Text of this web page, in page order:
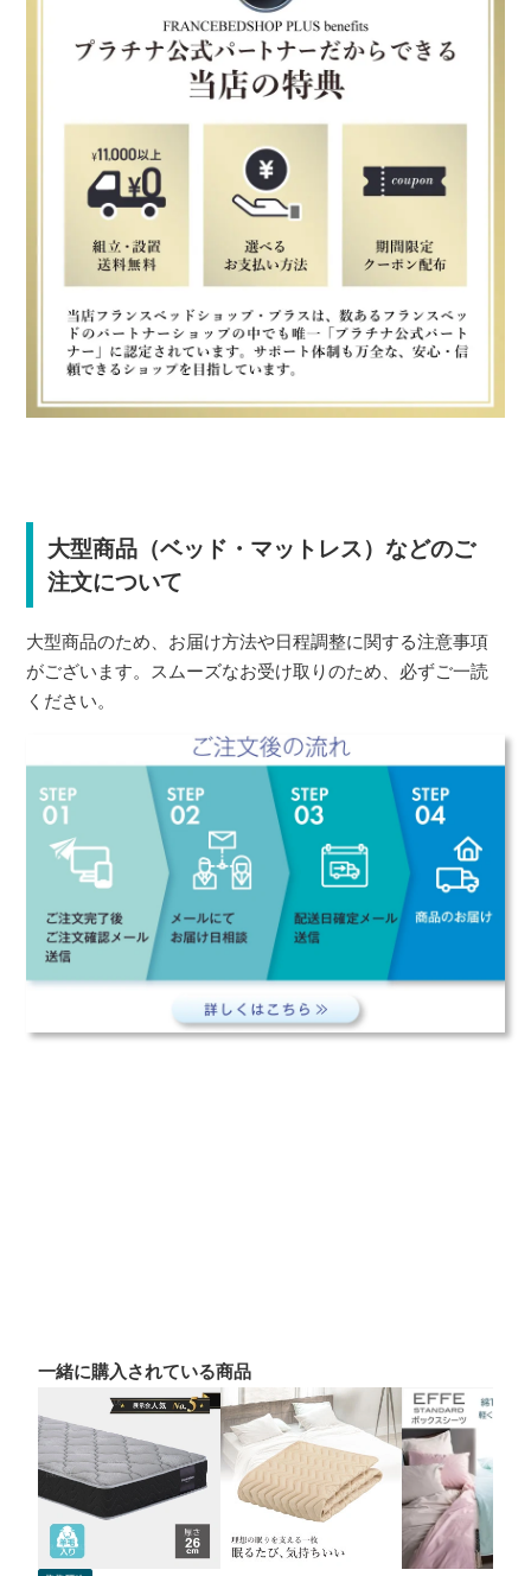
大型商品（ベッド・マットレス）などのご
注文について
大型商品のため、お届け方法や日程調整に関する注意事項
がございます。スムーズなお受け取りのため、必ずご一読
ください。
一緒に購入されている商品